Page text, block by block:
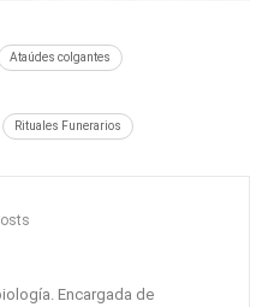
Ataúdes colgantes
Rituales Funerarios
Encargada de